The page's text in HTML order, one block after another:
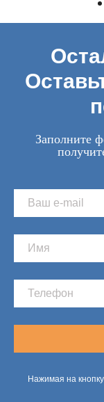
Заполните
Нажимая на